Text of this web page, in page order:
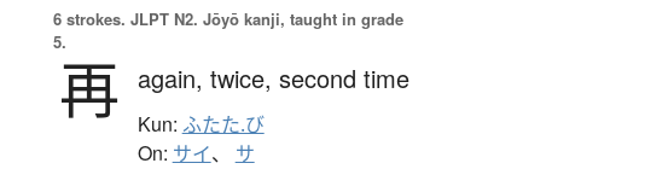
6 strokes. JLPT N2. Jōyō kanji, taught in grade
5.
再 again, twice, second time
Kun: ふたた.び
On: サイ、 サ